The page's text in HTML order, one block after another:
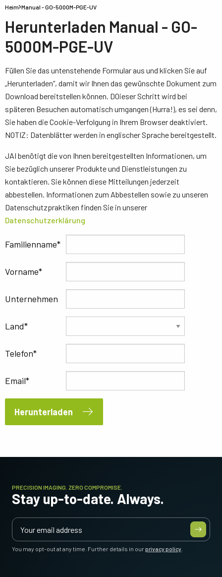
Heim Manual - GO-5000M-PGE-UV
Herunterladen Manual - GO-
5000M-PGE-UV
Füllen Sie das untenstehende Formular aus und klicken Sie auf
„Herunterladen“, damit wir Ihnen das gewünschte Dokument zum
Download bereitstellen können. D0ieser Schritt wird bei
späteren Besuchen automatisch umgangen (Hurra!), es sei denn,
Sie haben die Cookie-Verfolgung in Ihrem Browser deaktiviert.
NOTIZ: Datenblätter werden in englischer Sprache bereitgestellt.
JAI benötigt die von Ihnen bereitgestellten Informationen, um
Sie bezüglich unserer Produkte und Dienstleistungen zu
kontaktieren. Sie können diese Mitteilungen jederzeit
abbestellen. Informationen zum Abbestellen sowie zu unseren
Datenschutzpraktiken finden Sie in unserer
Datenschutzerklärung
Familienname
Vorname
Unternehmen
Land
Telefon
Email
Herunterladen
PRECISION IMAGING. ZERO COMPROMISE.
Stay up-to-date. Always.
You may opt-out at any time. Further details in ourprivacy policy